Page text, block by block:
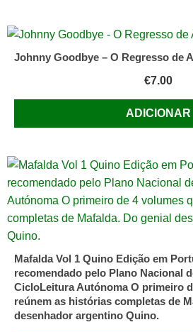
Johnny Goodbye – O Regresso de
€7.00
ADICIONAR
Mafalda Vol 1 Quino Edição em
recomendado pelo Plano Nacional
CicloLeitura Autónoma O primeiro
reúnem as histórias completas de
desenhador argentino Quino.